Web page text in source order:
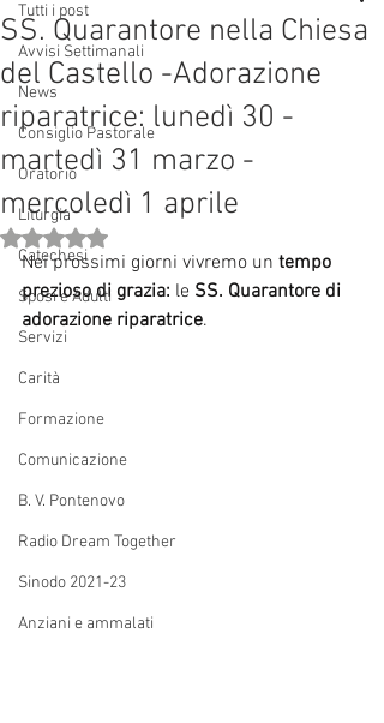
Tutti i post
Avvisi Settimanali
News
Consiglio Pastorale
Oratorio
Liturgia
Catechesi
Sposi e Adulti
Servizi
Carità
Formazione
Comunicazione
B. V. Pontenovo
Radio Dream Together
Sinodo 2021-23
Anziani e ammalati
SS. Quarantore nella Chiesa
del Castello -Adorazione
riparatrice: lunedì 30 -
martedì 31 marzo -
mercoledì 1 aprile
Valutazione NaN stelle su 5.
Nei prossimi giorni vivremo un tempo
prezioso di grazia: le SS. Quarantore di
adorazione riparatrice.